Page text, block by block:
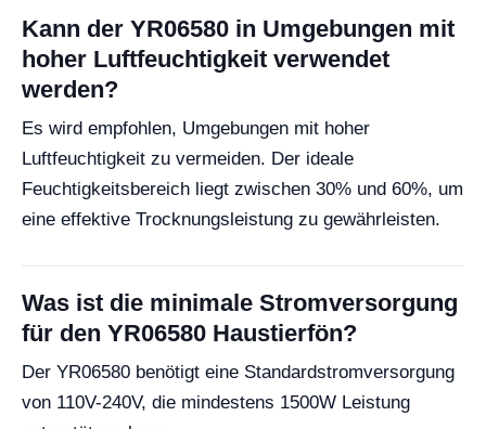
Kann der YR06580 in Umgebungen mit
hoher Luftfeuchtigkeit verwendet
werden?
Es wird empfohlen, Umgebungen mit hoher
Luftfeuchtigkeit zu vermeiden. Der ideale
Feuchtigkeitsbereich liegt zwischen 30% und 60%, um
eine effektive Trocknungsleistung zu gewährleisten.
Was ist die minimale Stromversorgung
für den YR06580 Haustierfön?
Der YR06580 benötigt eine Standardstromversorgung
von 110V-240V, die mindestens 1500W Leistung